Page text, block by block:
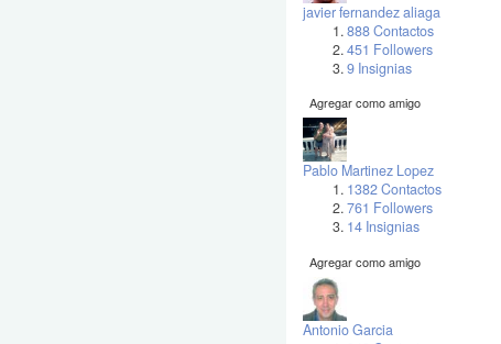
javier fernandez aliaga
888 Contactos
451 Followers
9 Insignias
Agregar como amigo
Pablo Martinez Lopez
1382 Contactos
761 Followers
14 Insignias
Agregar como amigo
Antonio Garcia